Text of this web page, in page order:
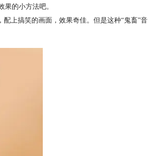
果的小方法吧。
上搞笑的画面，效果奇佳。但是这种“鬼畜”音